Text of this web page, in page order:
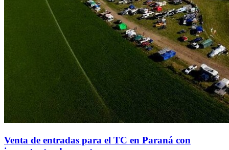
Venta de entradas para el TC en Paraná con